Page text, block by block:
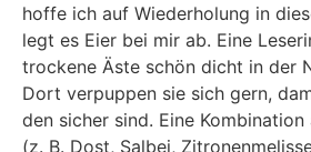
hof­fe ich auf Wie­der­ho­lung in
legt es Eier bei mir ab. Eine
tro­cke­ne Äste schön dicht in der
Dort ver­pup­pen sie sich gern,
den sicher sind. Eine
(z. B. Dost, Sal­bei,